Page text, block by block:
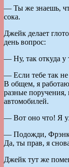
— Ты же знаешь,
сока.
Джейк делает
день вопрос:
— Ну, так откуда у
— Если тебе так не
В общем, я
разные
автомобилей.
— Вот оно что! Я
— Подожди, Фрэнк,
Да, ты прав, я
Джейк тут же